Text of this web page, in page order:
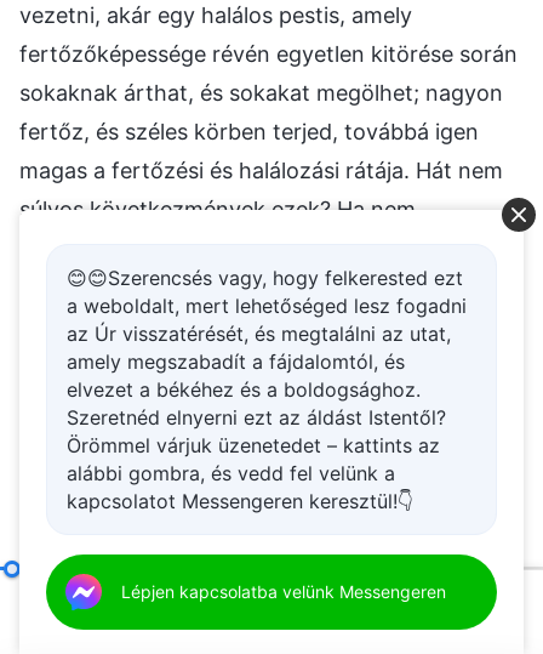
vezetni, akár egy halálos pestis, amely
fertőzőképessége révén egyetlen kitörése során
sokaknak árthat, és sokakat megölhet; nagyon
fertőz, és széles körben terjed, továbbá igen
magas a fertőzési és halálozási rátája. Hát nem
súlyos következmények ezek? Ha nem
megszabadulhattok attól, hogy félrevezessenek
és korlátozzanak benneteket az antikrisztusok?
Igazán képesek vagytok Istenhez fordulni és
alávetni magatokat Neki? Ez nagyon nehéz.
Amikor hétköznapi emberek arrogáns
beállítottságot fednek fel, akkor a többiek
legfeljebb az arroganciájuk rút állapotát látják
meg. Néha dicsekednek, néha hivalkodnak és
mutogatják magukat, néha pedig szeretik
érvényesíteni a státuszukat és szeretnek
😊😊Szerencsés vagy, hogy felkerested ezt
a weboldalt, mert lehetőséged lesz fogadni
az Úr visszatérését, és megtalálni az utat,
amely megszabadít a fájdalomtól, és
elvezet a békéhez és a boldogsághoz.
Szeretnéd elnyerni ezt az áldást Istentől?
Örömmel várjuk üzenetedet – kattints az
alábbi gombra, és vedd fel velünk a
kapcsolatot Messengeren keresztül!👇
Lépjen kapcsolatba velünk Messengeren
Hatodik tétel: Ravasz módokon viselkednek, önkényesek és zsarnokiak, sohasem beszélgetnek másokkal, és kényszerítenek másokat, hogy engedelmeskedjenek nekik